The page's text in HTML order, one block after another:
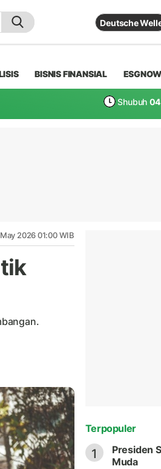
Deutsche
BISNIS FINANSIAL ESGNOW
Shubuh
2026 01:00 WIB
Terpopuler
1
Presiden
Muda